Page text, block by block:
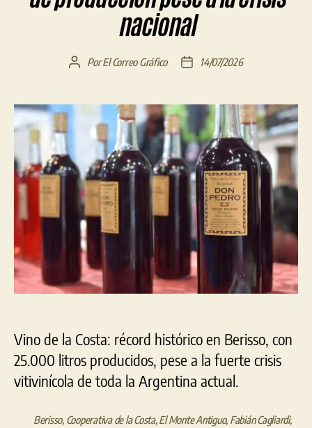
nacional
AutorPorEl Correo Gráfico
Fecha
entrada
14/07/2026
Vino de la Costa: récord histórico en Berisso, con
25.000 litros producidos, pese a la fuerte crisis
vitivinícola de toda la Argentina actual.
Berisso, Cooperativa de la Costa,El Monte Antiguo, Fabián Cagliardi,